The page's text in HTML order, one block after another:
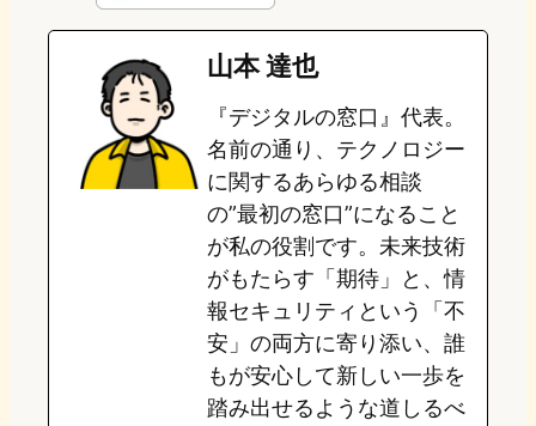
e
t
o
o
n
e
s
k
e
b
o
o
k
e
a
山本 達也
『デジタルの窓口』代表。
名前の通り、テクノロジー
に関するあらゆる相談
の”最初の窓口”になること
が私の役割です。未来技術
がもたらす「期待」と、情
報セキュリティという「不
安」の両方に寄り添い、誰
もが安心して新しい一歩を
踏み出せるような道しるべ